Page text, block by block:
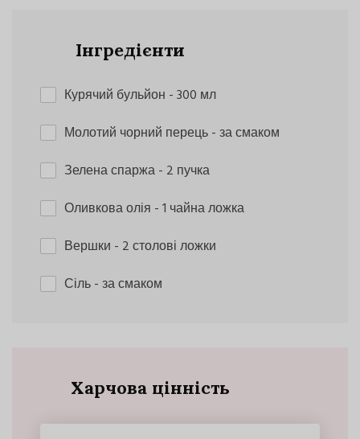
Інгредієнти
Курячий бульйон - 300 мл
Молотий чорний перець- за смаком
Зелена спаржа- 2 пучка
Оливкова олія - 1 чайна ложка
Вершки - 2 столові ложки
Сіль- за смаком
Харчова цінність